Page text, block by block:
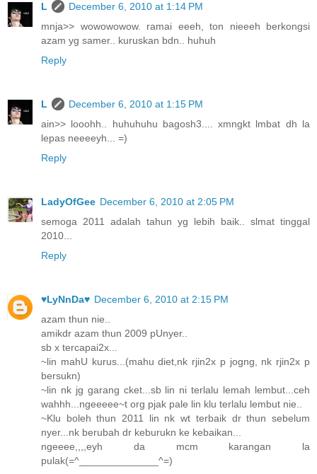
L
December 6, 2010 at 1:14 PM
mnja>> wowowowow. ramai eeeh, ton nieeeh berkongsi
azam yg samer.. kuruskan bdn.. huhuh
Reply
L
December 6, 2010 at 1:15 PM
ain>> looohh.. huhuhuhu bagosh3.... xmngkt lmbat dh la
lepas neeeeyh... =)
Reply
LadyOfGee December 6, 2010 at 2:05 PM
semoga 2011 adalah tahun yg lebih baik.. slmat tinggal
2010...
Reply
♥LyNnDa♥ December 6, 2010 at 2:15 PM
azam thun nie..
amikdr azam thun 2009 pUnyer..
sb x tercapai2x...
~lin mahU kurus...(mahu diet,nk rjin2x p jogng, nk rjin2x p
bersukn)
~lin nk jg garang cket...sb lin ni terlalu lemah lembut...ceh
wahhh...ngeeeee~t org pjak pale lin klu terlalu lembut nie..
~Klu boleh thun 2011 lin nk wt terbaik dr thun sebelum
nyer...nk berubah dr keburukn ke kebaikan...
ngeeee,,,,eyh da mcm karangan la
pulak(=^______________^=)